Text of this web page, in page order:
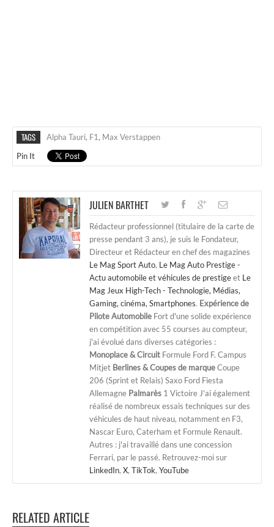
TAGS Alpha Tauri, F1, Max Verstappen
Pin It
JULIEN BARTHET
Rédacteur professionnel (titulaire de la carte de
presse pendant 3 ans), je suis le Fondateur,
Directeur et Rédacteur en chef des magazines
Le Mag Sport Auto, Le Mag Auto Prestige -
Actu automobile et véhicules de prestigeet Le
Mag Jeux High-Tech - Technologie, Médias,
Gaming, cinéma, Smartphones. Expérience de
Pilote Automobile Fort d'une solide expérience
en compétition avec 55 courses au compteur,
j'ai évolué dans diverses catégories :
Monoplace & Circuit Formule Ford F. Campus
Mitjet Berlines & Coupes de marqueCoupe
206 (Sprint et Relais) Saxo Ford Fiesta
Allemagne Palmarès 1 Victoire J'ai également
réalisé de nombreux essais techniques sur des
véhicules de haut niveau, notamment en F3,
Nascar Euro, Caterham et Formule Renault.
Autres : j'ai travaillé dans une concession
Ferrari, par le passé. Retrouvez-moi sur
LinkedIn, X, TikTok, YouTube
RELATED ARTICLE